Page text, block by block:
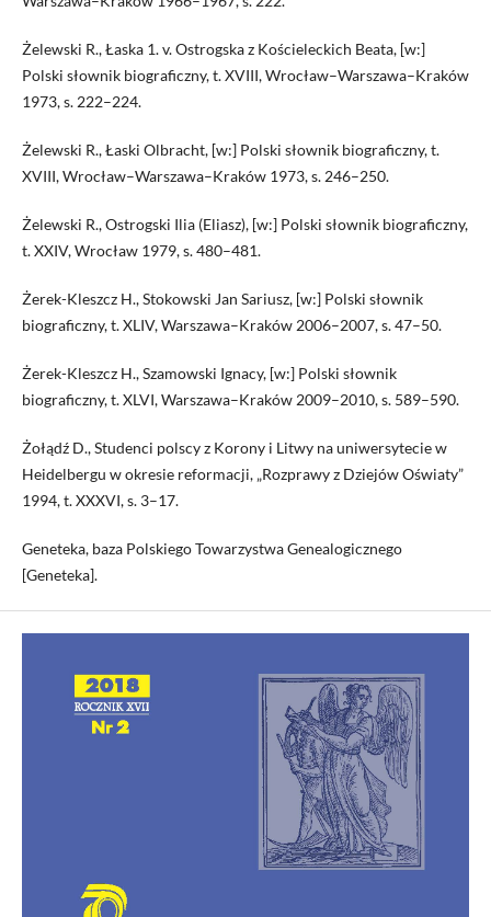
Żelewski R., Łaska 1. v. Ostrogska z Kościeleckich Beata, [w:]
Polski słownik biograficzny, t. XVIII, Wrocław–Warszawa–Kraków
1973, s. 222–224.
Żelewski R., Łaski Olbracht, [w:] Polski słownik biograficzny, t.
XVIII, Wrocław–Warszawa–Kraków 1973, s. 246–250.
Żelewski R., Ostrogski Ilia (Eliasz), [w:] Polski słownik biograficzny,
t. XXIV, Wrocław 1979, s. 480–481.
Żerek-Kleszcz H., Stokowski Jan Sariusz, [w:] Polski słownik
biograficzny, t. XLIV, Warszawa–Kraków 2006–2007, s. 47–50.
Żerek-Kleszcz H., Szamowski Ignacy, [w:] Polski słownik
biograficzny, t. XLVI, Warszawa–Kraków 2009–2010, s. 589–590.
Żołądź D., Studenci polscy z Korony i Litwy na uniwersytecie w
Heidelbergu w okresie reformacji, „Rozprawy z Dziejów Oświaty”
1994, t. XXXVI, s. 3–17.
Geneteka, baza Polskiego Towarzystwa Genealogicznego
[Geneteka].